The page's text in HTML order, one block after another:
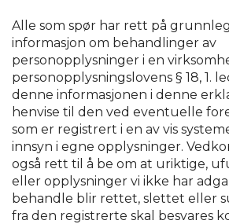
Alle som spør har rett på
informasjon om behandlinger av
personopplysninger i en
personopplysningslovens § 18, 1.
denne informasjonen i denne
henvise til den ved eventuelle
som er registrert i en av vis
innsyn i egne opplysninger.
også rett til å be om at uriktige,
eller opplysninger vi ikke har
behandle blir rettet, slettet eller
fra den registrerte skal besvares